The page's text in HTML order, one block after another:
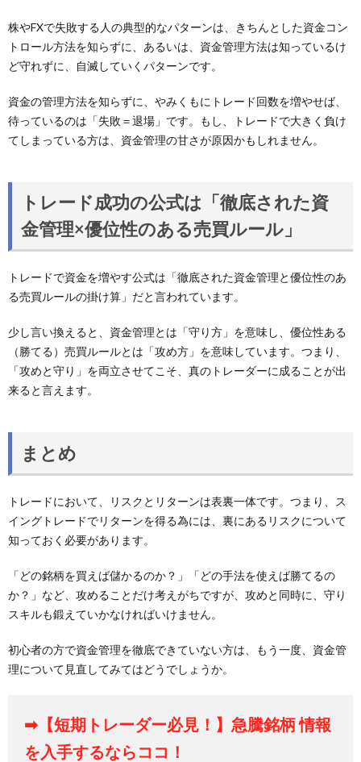
株やFXで失敗する人の典型的なパターンは、きちんとした資金コン
トロール方法を知らずに、あるいは、資金管理方法は知っているけ
ど守れずに、自滅していくパターンです。
資金の管理方法を知らずに、やみくもにトレード回数を増やせば、
待っているのは「失敗＝退場」です。もし、トレードで大きく負け
てしまっている方は、資金管理の甘さが原因かもしれません。
トレード成功の公式は「徹底された資
金管理×優位性のある売買ルール」
トレードで資金を増やす公式は「徹底された資金管理と優位性のあ
る売買ルールの掛け算」だと言われています。
少し言い換えると、資金管理とは「守り方」を意味し、優位性ある
（勝てる）売買ルールとは「攻め方」を意味しています。つまり、
「攻めと守り」を両立させてこそ、真のトレーダーに成ることが出
来ると言えます。
まとめ
トレードにおいて、リスクとリターンは表裏一体です。つまり、ス
イングトレードでリターンを得る為には、裏にあるリスクについて
知っておく必要があります。
「どの銘柄を買えば儲かるのか？」「どの手法を使えば勝てるの
か？」など、攻めることだけ考えがちですが、攻めと同時に、守り
スキルも鍛えていかなければいけません。
初心者の方で資金管理を徹底できていない方は、もう一度、資金管
理について見直してみてはどうでしょうか。
➡【短期トレーダー必見！】急騰銘柄 情報
を入手するならココ！